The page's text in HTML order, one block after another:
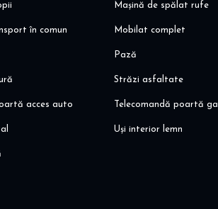
Mașină de spălat rufe
în comun Mobilat complet
Pază
Străzi asfaltate
acces auto Telecomandă poartă
Uși interior lemn